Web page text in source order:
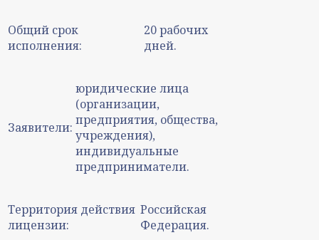
Общий срок
исполнения:
20 рабочих
дней.
Заявители:
юридические лица
(организации,
предприятия, общества,
учреждения),
индивидуальные
предприниматели.
Территория действия
лицензии:
Российская
Федерация.